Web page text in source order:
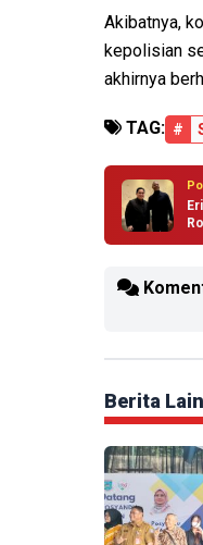
Akibatnya,
kepolisian
akhirnya
TAG: #
Berita